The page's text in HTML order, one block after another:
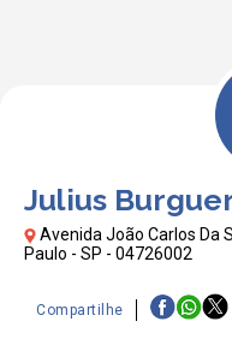
Julius
Avenida João Carlos Da
Paulo - SP - 04726002
Compartilhe